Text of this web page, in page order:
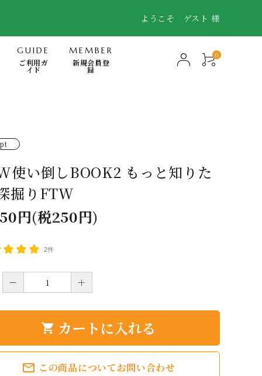
ようこそ ゲスト 様
・浄化・波動のミナモト
波対策商品
品（無添加洗剤、歯磨き他）
GUIDE
ご利用ガ
イド
MEMBER
新規会員登
録
0
使い倒しBOOK2 もっと知りた
掘りFTW
円(税250円)
2件
－ ＋
shopping_cart カートに入れる
mail_outline この商品についてお問い合わせ